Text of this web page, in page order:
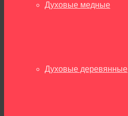
Духовые медные
Духовые деревянные